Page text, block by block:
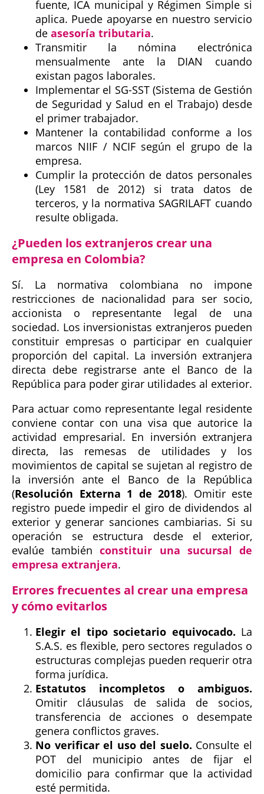
fuente, ICA municipal y Régimen Simple si
aplica. Puede apoyarse en nuestro servicio
de asesoría tributaria.
Transmitir la nómina electrónica
mensualmente ante la DIAN cuando
existan pagos laborales.
Implementar el SG-SST (Sistema de Gestión
de Seguridad y Salud en el Trabajo) desde
el primer trabajador.
Mantener la contabilidad conforme a los
marcos NIIF / NCIF según el grupo de la
empresa.
Cumplir la protección de datos personales
(Ley 1581 de 2012) si trata datos de
terceros, y la normativa SAGRILAFT cuando
resulte obligada.
¿Pueden los extranjeros crear una
empresa en Colombia?
Sí. La normativa colombiana no impone
restricciones de nacionalidad para ser socio,
accionista o representante legal de una
sociedad. Los inversionistas extranjeros pueden
constituir empresas o participar en cualquier
proporción del capital. La inversión extranjera
directa debe registrarse ante el Banco de la
República para poder girar utilidades al exterior.
Para actuar como representante legal residente
conviene contar con una visa que autorice la
actividad empresarial. En inversión extranjera
directa, las remesas de utilidades y los
movimientos de capital se sujetan al registro de
la inversión ante el Banco de la República
(Resolución Externa 1 de 2018). Omitir este
registro puede impedir el giro de dividendos al
exterior y generar sanciones cambiarias. Si su
operación se estructura desde el exterior,
evalúe tambiénconstituir una sucursal de
empresa extranjera.
Errores frecuentes al crear una empresa
y cómo evitarlos
Elegir el tipo societario equivocado. La
S.A.S. es flexible, pero sectores regulados o
estructuras complejas pueden requerir otra
forma jurídica.
Estatutos incompletos o ambiguos.
Omitir cláusulas de salida de socios,
transferencia de acciones o desempate
genera conflictos graves.
No verificar el uso del suelo. Consulte el
POT del municipio antes de fijar el
domicilio para confirmar que la actividad
esté permitida.